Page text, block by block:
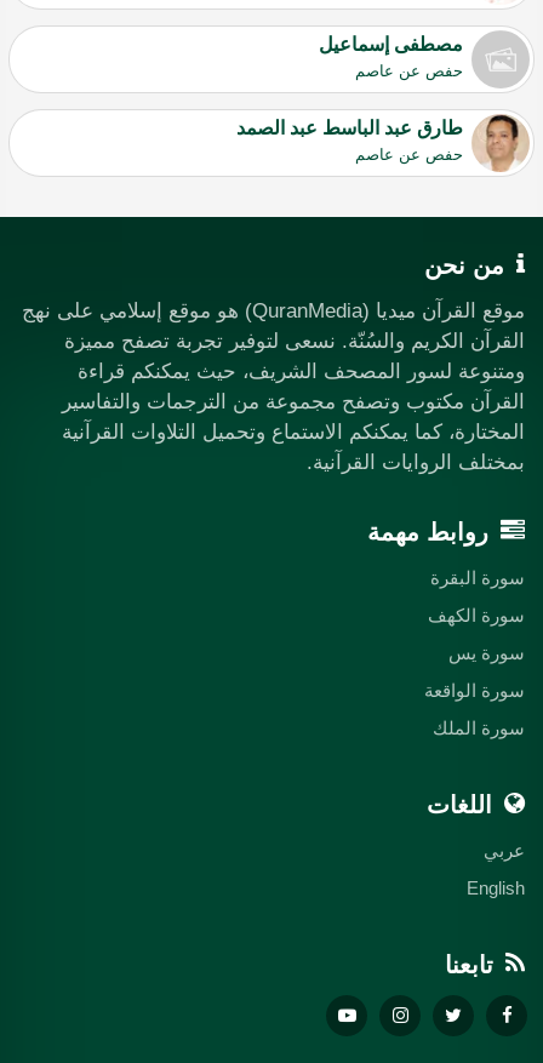
مصطفى إسماعيل
حفص عن عاصم
طارق عبد الباسط عبد الصمد
حفص عن عاصم
من نحن
موقع القرآن ميديا (QuranMedia) هو موقع إسلامي على نهج
القرآن الكريم والسُنّة. نسعى لتوفير تجربة تصفح مميزة
ومتنوعة لسور المصحف الشريف، حيث يمكنكم قراءة
القرآن مكتوب وتصفح مجموعة من الترجمات والتفاسير
المختارة، كما يمكنكم الاستماع وتحميل التلاوات القرآنية
بمختلف الروايات القرآنية.
روابط مهمة
سورة البقرة
سورة الكهف
سورة يس
سورة الواقعة
سورة الملك
اللغات
عربي
English
تابعنا